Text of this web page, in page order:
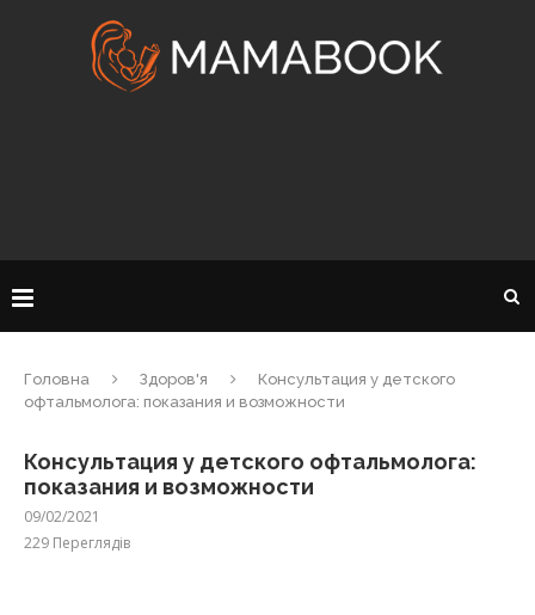
Головна Здоров'я
Консультация у детского
офтальмолога: показания и возможности
Консультация у детского офтальмолога:
показания и возможности
09/02/2021
229 Переглядів